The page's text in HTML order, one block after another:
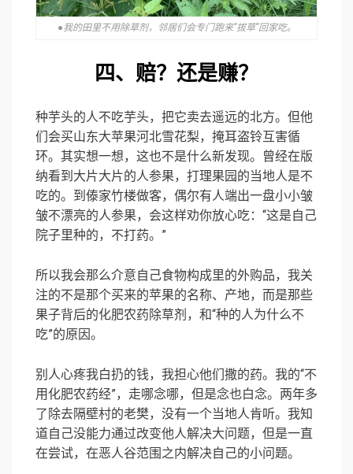
●我的田里不用除草剂，邻居们会专门跑来“拔草”回家吃。
四、赔？还是赚？
种芋头的人不吃芋头，把它卖去遥远的北方。但他
们会买山东大苹果河北雪花梨，掩耳盗铃互害循
环。其实想一想，这也不是什么新发现。曾经在版
纳看到大片大片的人参果，打理果园的当地人是不
吃的。到傣家竹楼做客，偶尔有人端出一盘小小皱
皱不漂亮的人参果，会这样劝你放心吃：“这是自己
院子里种的，不打药。”
所以我会那么介意自己食物构成里的外购品，我关
注的不是那个买来的苹果的名称、产地，而是那些
果子背后的化肥农药除草剂，和“种的人为什么不
吃”的原因。
别人心疼我白扔的钱，我担心他们撒的药。我的“不
用化肥农药经”，走哪念哪，但是念也白念。两年多
了除去隔壁村的老樊，没有一个当地人肯听。我知
道自己没能力通过改变他人解决大问题，但是一直
在尝试，在恶人谷范围之内解决自己的小问题。